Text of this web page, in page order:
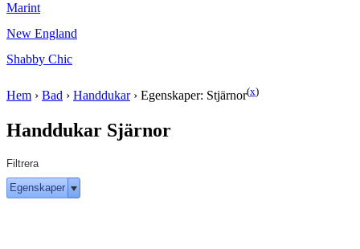
Marint
New England
Shabby Chic
Hem › Bad › Handdukar› Egenskaper: Stjärnor(x)
Handdukar Sjärnor
Filtrera
Egenskaper